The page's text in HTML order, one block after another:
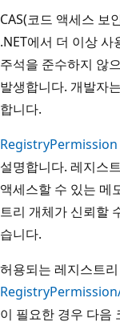
CAS(코드 액세스 보
.NET에서 더 이상 사
주석을 준수하지 않
발생합니다. 개발자
합니다.
RegistryPermission
설명합니다. 레지스
액세스할 수 있는 메
트리 개체가 신뢰할
습니다.
허용되는 레지스트
이 필요한 경우 다음